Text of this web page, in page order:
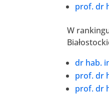
prof. dr
W
dr hab.
prof. dr
prof. dr